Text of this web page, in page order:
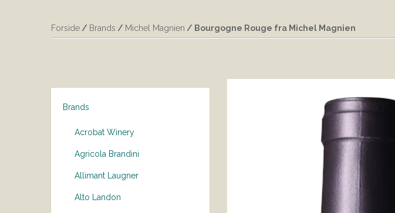
Forside / Brands / Michel Magnien / Bourgogne Rouge fra Michel Magnien
Brands
Acrobat Winery
Agricola Brandini
Allimant Laugner
Alto Landon